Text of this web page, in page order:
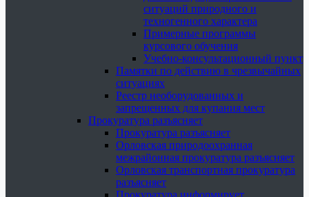
ситуаций природного и
техногенного характера
Примерные программы
курсового обучения
Учебно-консультационный пункт
Памятки по действию в чрезвычайных
ситуациях
Реестр необорудованных и
запрещенных для купания мест
Прокуратура разъясняет
Прокуратура разъясняет
Орловская природоохранная
межрайонная прокуратура разъясняет
Орловская транспортная прокуратура
разъясняет
Прокуратура информирует